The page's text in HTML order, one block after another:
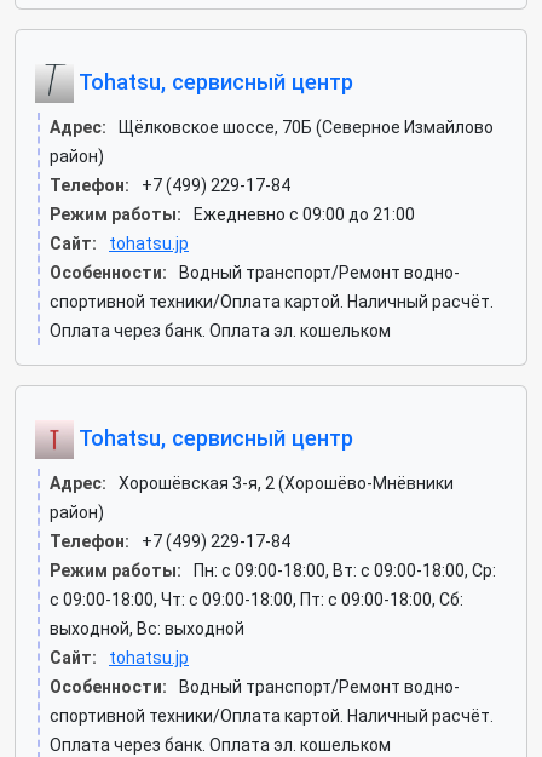
Tohatsu, сервисный центр
Адрес:
Щёлковское шоссе, 70Б (Северное Измайлово
район)
Телефон:
+7 (499) 229-17-84
Режим работы:
Ежедневно с 09:00 до 21:00
Сайт:
tohatsu.jp
Особенности:
Водный транспорт/Ремонт водно-
спортивной техники/Оплата картой. Наличный расчёт.
Оплата через банк. Оплата эл. кошельком
Tohatsu, сервисный центр
Адрес:
Хорошёвская 3-я, 2 (Хорошёво-Мнёвники
район)
Телефон:
+7 (499) 229-17-84
Режим работы:
Пн: c 09:00-18:00, Вт: c 09:00-18:00, Ср:
c 09:00-18:00, Чт: c 09:00-18:00, Пт: c 09:00-18:00, Сб:
выходной, Вс: выходной
Сайт:
tohatsu.jp
Особенности:
Водный транспорт/Ремонт водно-
спортивной техники/Оплата картой. Наличный расчёт.
Оплата через банк. Оплата эл. кошельком